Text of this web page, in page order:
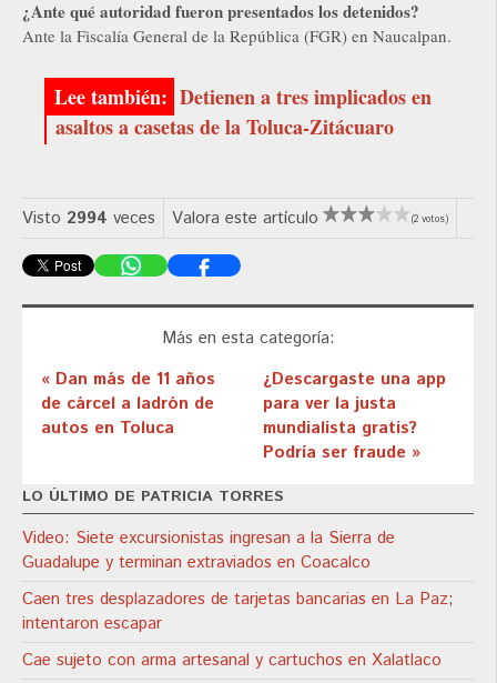
¿Ante qué autoridad fueron presentados los detenidos?
Ante la Fiscalía General de la República (FGR) en Naucalpan.
Detienen a tres implicados en
asaltos a casetas de la Toluca-Zitácuaro
Visto 2994 veces Valora este artículo (2 votos)
Más en esta categoría:
« Dan más de 11 años
de cárcel a ladrón de
autos en Toluca
¿Descargaste una app
para ver la justa
mundialista gratis?
Podría ser fraude »
LO ÚLTIMO DE PATRICIA TORRES
Video: Siete excursionistas ingresan a la Sierra de
Guadalupe y terminan extraviados en Coacalco
Caen tres desplazadores de tarjetas bancarias en La Paz;
intentaron escapar
Cae sujeto con arma artesanal y cartuchos en Xalatlaco